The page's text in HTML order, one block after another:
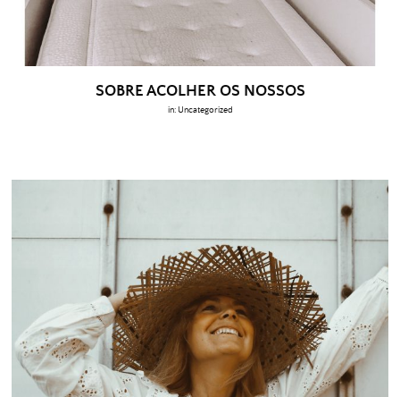
SOBRE ACOLHER OS NOSSOS
in: Uncategorized